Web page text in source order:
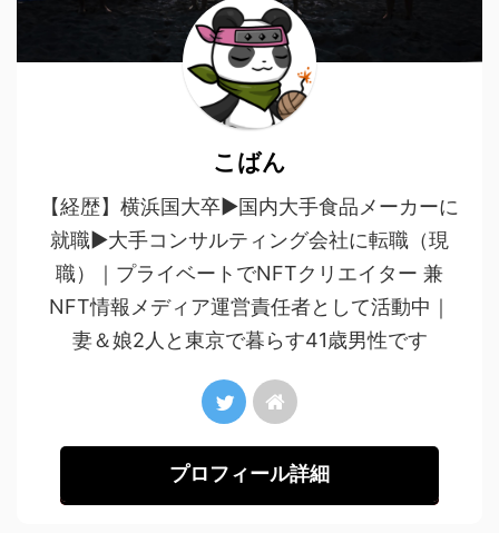
こばん
【経歴】横浜国大卒▶︎国内大手食品メーカーに
就職▶︎大手コンサルティング会社に転職（現
職）｜プライベートでNFTクリエイター 兼
NFT情報メディア運営責任者として活動中｜
妻＆娘2人と東京で暮らす41歳男性です
プロフィール詳細